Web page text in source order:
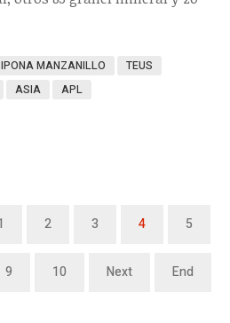
MANZANILLO
TEUS
ASIA APL
2 3 4 5
9 10 Next End